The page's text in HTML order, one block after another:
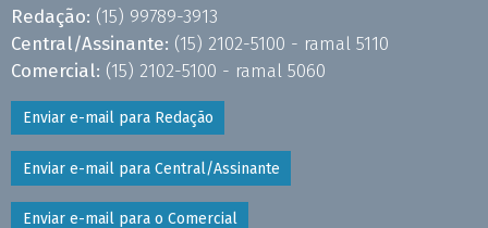
Redação: (15) 99789-3913
Central/Assinante: (15) 2102-5100 - ramal 5110
Comercial: (15) 2102-5100 - ramal 5060
Enviar e-mail para Redação
Enviar e-mail para Central/Assinante
Enviar e-mail para o Comercial